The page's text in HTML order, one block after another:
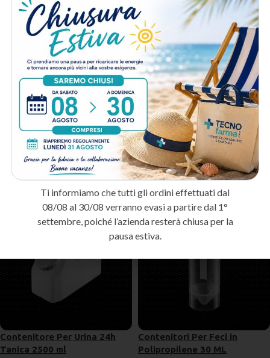
A chi è destinato:
Ospedali e laboratori: Per la raccolta sicura di aghi, bisturi e altri
rifiuti taglienti infetti.
Studi medici e ambulatori: Per la gestione conforme dei rifiuti
biologici speciali prodotti durante le visite.
: Per la raccolta degli aghi usati dai pazienti in terapia
domiciliare.
Metodo di spedizione
Prodotti correlati
Contenitore Per Urina 24h
Tanica 2500 ml
Contenitori Per Feci in
Polipropilene 30 ML
Ti informiamo che tutti gli ordini effettuati dal
08/08 al 30/08 verranno evasi a partire dal 1°
settembre, poiché l’azienda resterà chiusa per la
pausa estiva.